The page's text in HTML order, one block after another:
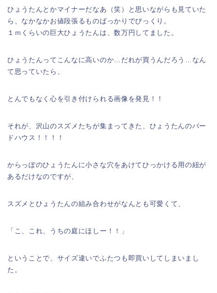
ひょうたんとかマイナーだなあ（笑）と思いながらも見ていた
ら、なかなかお値段張るものばっかりでびっくり。
１ｍくらいの巨大ひょうたんは、数万円してました。
ひょうたんってこんなに高いのか…だれが買うんだろう…なん
て思っていたら、
とんでもなく心を引き付けられる画像を発見！！
それが、沢山のスズメたちが集まってきた、ひょうたんのバー
ドハウス！！！！
からっぽのひょうたんに小さな穴をあけてひっかける用の紐が
あるだけなのですが、
スズメとひょうたんの組み合わせがなんとも可愛くて、
「こ、これ、うちの庭にほしー！！」
ということで、サイズ違いでふたつも即買いしてしまいまし
た。